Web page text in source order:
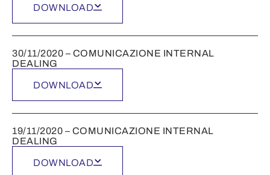
DOWNLOAD
30/11/2020 – COMUNICAZIONE INTERNAL
DEALING
DOWNLOAD
19/11/2020 – COMUNICAZIONE INTERNAL
DEALING
DOWNLOAD